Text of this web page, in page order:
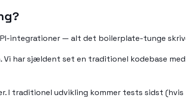
integrationer — alt det boilerplate-tunge
har sjældent set en traditionel kodebase
traditionel udvikling kommer tests sidst (hvis